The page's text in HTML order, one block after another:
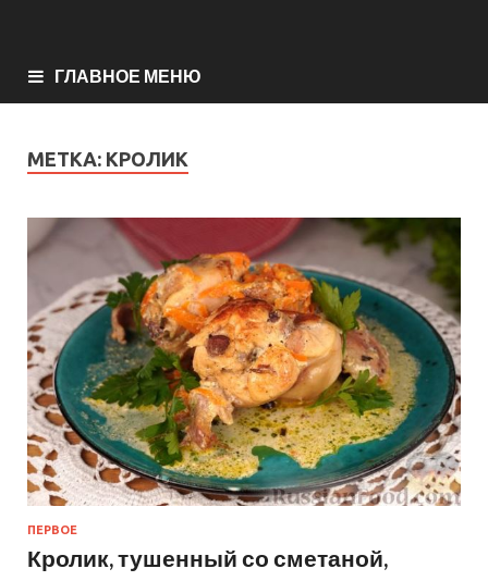
ГЛАВНОЕ МЕНЮ
МЕТКА: КРОЛИК
ПЕРВОЕ
Кролик, тушенный со сметаной,